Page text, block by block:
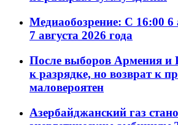
Медиаобозрение: С 16:00 6
7 августа 2026 года
После выборов Армения и
к разрядке, но возврат к
маловероятен
Азербайджанский газ